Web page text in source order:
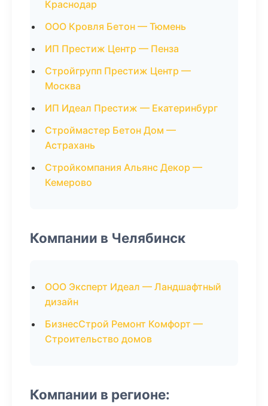
Краснодар
ООО Кровля Бетон — Тюмень
ИП Престиж Центр — Пенза
Стройгрупп Престиж Центр —
Москва
ИП Идеал Престиж — Екатеринбург
Строймастер Бетон Дом —
Астрахань
Стройкомпания Альянс Декор —
Кемерово
Компании в Челябинск
ООО Эксперт Идеал — Ландшафтный
дизайн
БизнесСтрой Ремонт Комфорт —
Строительство домов
Компании в регионе: